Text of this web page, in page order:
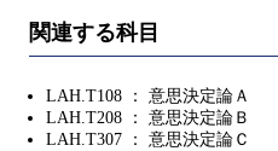
関連する科目
LAH.T108 ： 意思決定論Ａ
LAH.T208 ： 意思決定論Ｂ
LAH.T307 ： 意思決定論Ｃ